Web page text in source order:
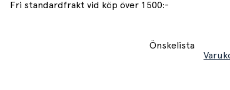
Fri standardfrakt vid köp över 1500:-
Önskelista